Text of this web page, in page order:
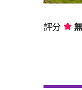
評分